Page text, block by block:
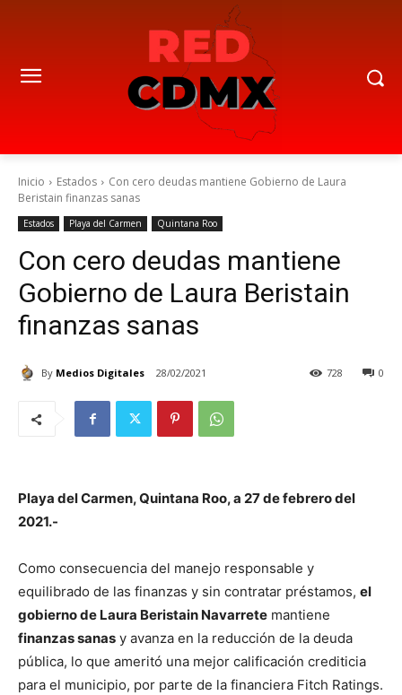
Inicio Estados
Con cero deudas mantiene Gobierno de Laura
Beristain finanzas sanas
Estados Playa del Carmen Quintana Roo
Con cero deudas mantiene
Gobierno de Laura Beristain
finanzas sanas
By Medios Digitales 28/02/2021 0
728
Playa del Carmen, Quintana Roo, a 27 de febrero del
2021.-
Como consecuencia del manejo responsable y
equilibrado de las finanzas y sin contratar préstamos, el
gobierno de Laura Beristain Navarrete mantiene
finanzas sanas y avanza en la reducción de la deuda
pública, lo que ameritó una mejor calificación crediticia
para el municipio, por parte de la financiera Fitch Ratings.